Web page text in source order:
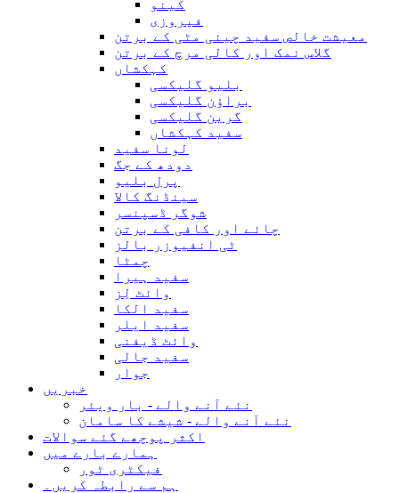
کینو
فیروزی
معیشت خالص سفید چینی مٹی کے برتن
گلاس نمک اور کالی مرچ کے برتن
کہکشاں
بلیو گلیکسی
براؤن گلیکسی
گرین گلیکسی
سفید کہکشاں
لونا سفید
دودھ کے جگ
پرل بلیو
سینڈنگ کالا
شوگر ڈسپنسر
چائے اور کافی کے برتن
ٹی انفیوزر بالز
چمٹا
سفید ہیرا
وائٹ لِز
سفید الکا
سفید ایلر
وائٹ ڈیفنی
سفید جالی
جوار
خبریں
نئے آنے والے - بار ویئر
نئے آنے والے - شیشے کا سامان
اکثر پوچھے گئے سوالات
ہمارے بارے میں
فیکٹری ٹور
ہم سے رابطہ کریں۔